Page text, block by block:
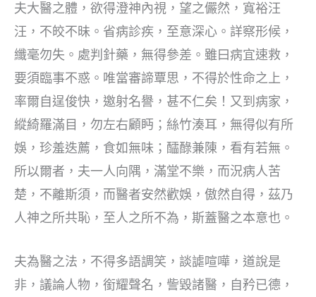
夫大醫之體，欲得澄神內視，望之儼然，寬裕汪
汪，不皎不昧。省病診疾，至意深心。詳察形候，
纖毫勿失。處判針藥，無得參差。雖曰病宜速救，
要須臨事不惑。唯當審諦覃思，不得於性命之上，
率爾自逞俊快，邀射名譽，甚不仁矣！又到病家，
縱綺羅滿目，勿左右顧眄；絲竹湊耳，無得似有所
娛，珍羞迭薦，食如無味；醽醁兼陳，看有若無。
所以爾者，夫一人向隅，滿堂不樂，而況病人苦
楚，不離斯須，而醫者安然歡娛，傲然自得，茲乃
人神之所共恥，至人之所不為，斯蓋醫之本意也。
夫為醫之法，不得多語調笑，談謔喧嘩，道說是
非，議論人物，銜耀聲名，訾毀諸醫，自矜已德，